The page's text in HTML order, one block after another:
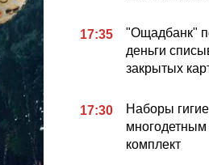
17:35
"Ощадбанк"
деньги
закрытых
17:30
Наборы
комплект